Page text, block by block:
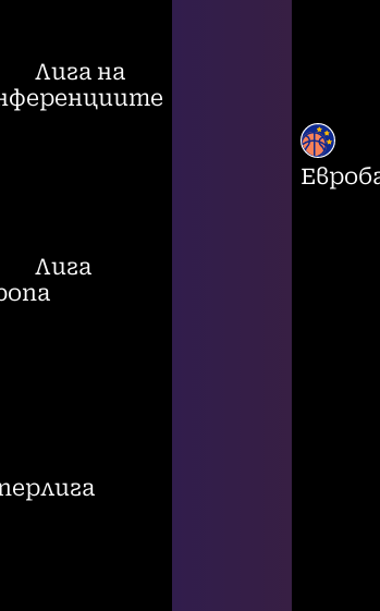
Лига на
Лига